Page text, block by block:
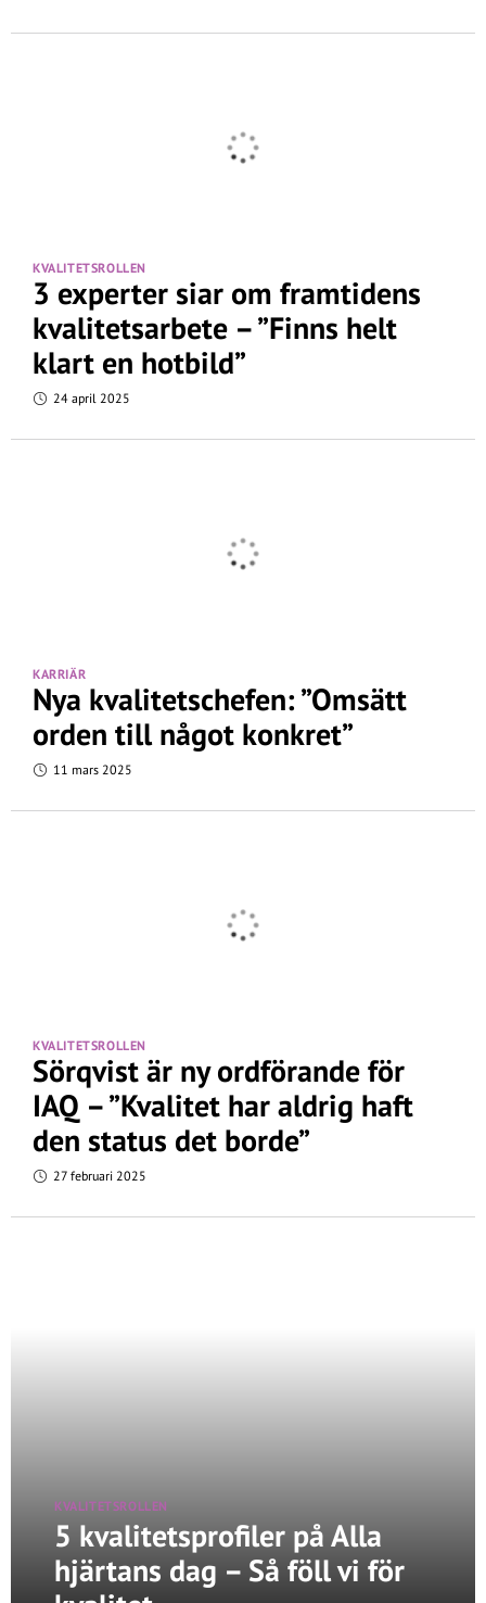
KVALITETSROLLEN
3 experter siar om framtidens
kvalitetsarbete – ”Finns helt
klart en hotbild”
24 april 2025
KARRIÄR
Nya kvalitetschefen: ”Omsätt
orden till något konkret”
11 mars 2025
KVALITETSROLLEN
Sörqvist är ny ordförande för
IAQ – ”Kvalitet har aldrig haft
den status det borde”
27 februari 2025
KVALITETSROLLEN
5 kvalitetsprofiler på Alla
hjärtans dag – Så föll vi för